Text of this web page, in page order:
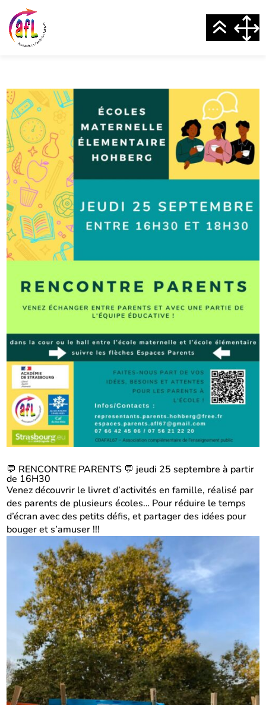
💬 RENCONTRE PARENTS 💬 jeudi 25 septembre à partir
de 16H30
Venez découvrir le livret d’activités en famille, réalisé par
des parents de plusieurs écoles… Pour réduire le temps
d’écran avec des petits défis, et partager des idées pour
bouger et s’amuser !!!